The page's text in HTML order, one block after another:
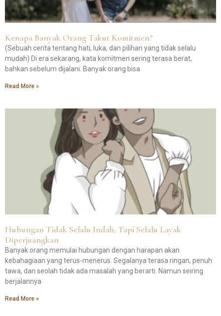
Kenapa Banyak Orang Takut Komitmen?
(Sebuah cerita tentang hati, luka, dan pilihan yang tidak selalu
mudah) Di era sekarang, kata komitmen sering terasa berat,
bahkan sebelum dijalani. Banyak orang bisa
Read More »
Hubungan Tidak Selalu Indah, Tapi Selalu Layak
Diperjuangkan
Banyak orang memulai hubungan dengan harapan akan
kebahagiaan yang terus-menerus. Segalanya terasa ringan, penuh
tawa, dan seolah tidak ada masalah yang berarti. Namun seiring
berjalannya
Read More »